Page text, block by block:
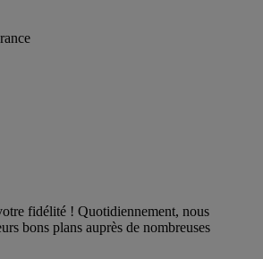
fidélité ! Quotidiennement, nous
bons plans auprès de nombreuses